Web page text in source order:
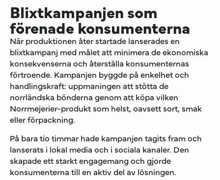
Blixtkampanjen som
förenade konsumenterna
När produktionen åter startade lanserades en
blixtkampanj med målet att minimera de ekonomiska
konsekvenserna och återställa konsumenternas
förtroende. Kampanjen byggde på enkelhet och
handlingskraft: uppmaningen att stötta de
norrländska bönderna genom att köpa vilken
Norrmejerier-produkt som helst, oavsett sort, smak
eller förpackning.
På bara tio timmar hade kampanjen tagits fram och
lanserats i lokal media och i sociala kanaler. Den
skapade ett starkt engagemang och gjorde
konsumenterna till en aktiv del av lösningen.